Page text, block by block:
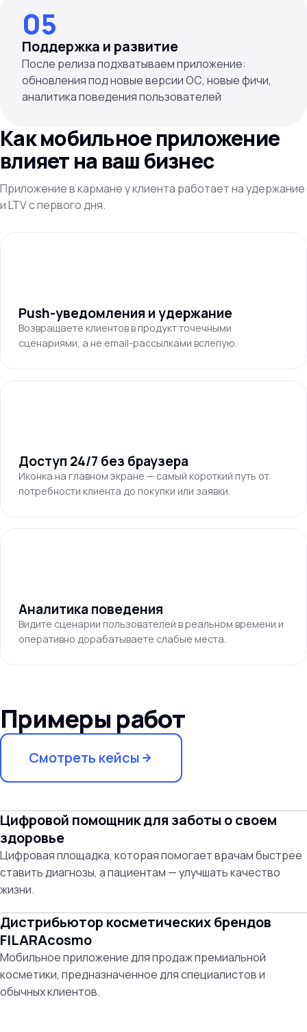
05
Поддержка и развитие
После релиза подхватываем приложение:
обновления под новые версии ОС, новые фичи,
аналитика поведения пользователей
Как мобильное приложение
влияет на ваш бизнес
Приложение в кармане у клиента работает на удержание
и LTV с первого дня.
Push-уведомления и удержание
Возвращаете клиентов в продукт точечными
сценариями, а не email-рассылками вслепую.
Доступ 24/7 без браузера
Иконка на главном экране — самый короткий путь от
потребности клиента до покупки или заявки.
Аналитика поведения
Видите сценарии пользователей в реальном времени и
оперативно дорабатываете слабые места.
Примеры работ
Смотреть кейсы
Цифровой помощник для заботы о своем
здоровье
Цифровая площадка, которая помогает врачам быстрее
ставить диагнозы, а пациентам — улучшать качество
жизни.
Дистрибьютор косметических брендов
FILARAcosmo
Мобильное приложение для продаж премиальной
косметики, предназначенное для специалистов и
обычных клиентов.